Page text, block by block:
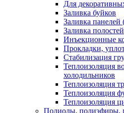
Для
Заливка буйков
Заливка
Заливка полостей
Инъекционные
Прокладки,
Стабилизация
Теплоизоляция
холодильников
Теплоизоляция
Теплоизоляция
Теплоизоляция
Полиолы, полиэфиры,